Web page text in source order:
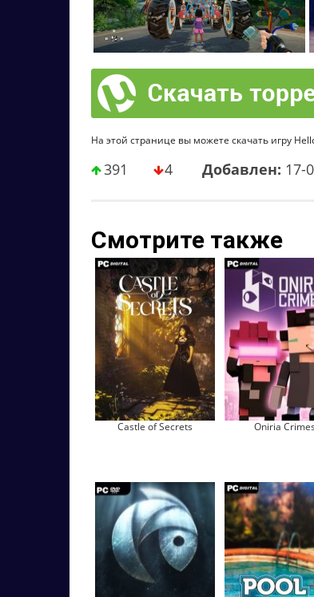
На этой странице вы можете скачать игру
391 4 Добавлен: 17-
Смотрите также
Castle of Secrets Oniria Crimes